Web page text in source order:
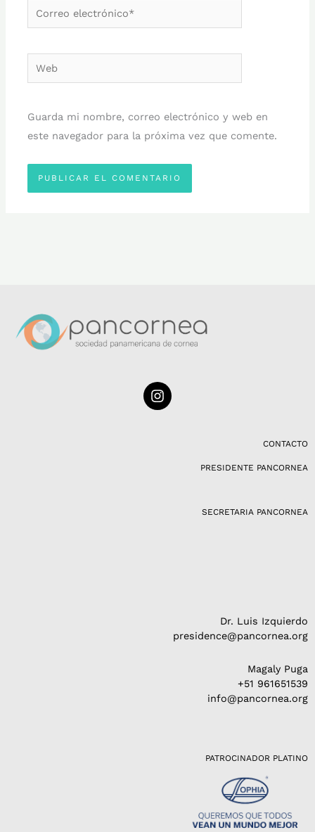
Correo
electrónico*
Web
Guarda mi nombre, correo electrónico y web en
este navegador para la próxima vez que comente.
I
n
CONTACTO
PRESIDENTE PANCORNEA
SECRETARIA PANCORNEA
Dr. Luis Izquierdo
presidence@pancornea.org
Magaly Puga
+51 961651539
info@pancornea.org
PATROCINADOR PLATINO